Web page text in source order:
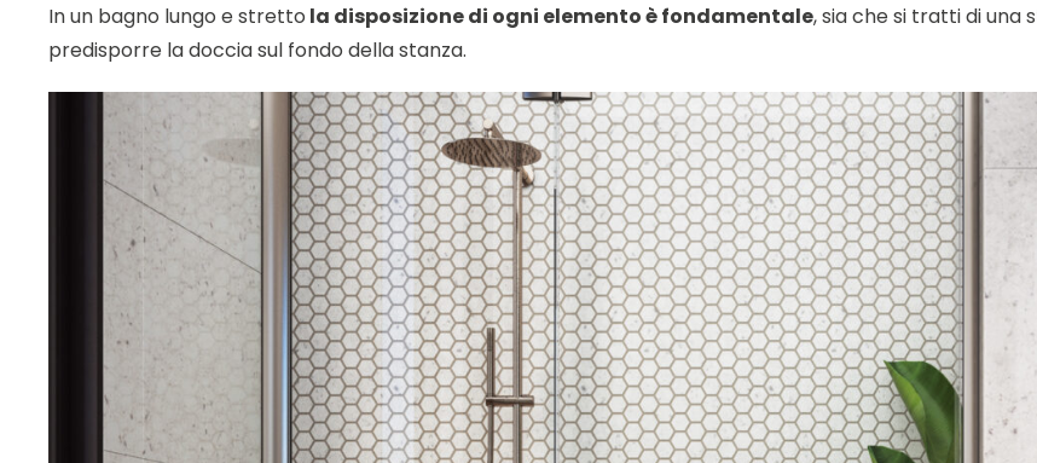
In un bagno lungo e stretto la disposizione di ogni elemento è fondamentale, sia che si tratti di una
predisporre la doccia sul fondo della stanza.